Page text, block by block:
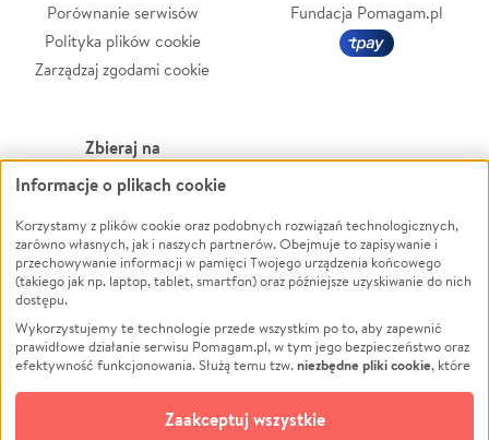
Porównanie serwisów
Polityka plików cookie
Zarządzaj zgodami cookie
Fundacja Pomagam.pl
Zbieraj na
Leczenie
Zwierzęta
Pożar
Ukraina
Pomoc Finansowa
Projekty
Pogrzeb
Społeczność lokalna
Powódź
Wichura
NGO
Edukacja
Podróż
Impreza
Ochrona środowiska
Informacje o plikach cookie
Korzystamy z plików cookie oraz podobnych rozwiązań technologicznych,
zarówno własnych, jak i naszych partnerów. Obejmuje to zapisywanie i
przechowywanie informacji w pamięci Twojego urządzenia końcowego
(takiego jak np. laptop, tablet, smartfon) oraz późniejsze uzyskiwanie do nich
dostępu.
Wykorzystujemy te technologie przede wszystkim po to, aby zapewnić
prawidłowe działanie serwisu Pomagam.pl, w tym jego bezpieczeństwo oraz
efektywność funkcjonowania. Służą temu tzw.niezbędne pliki cookie, które
opcjonalnych plików cookie
technologii do celów analitycznych i retargetingowych. Możesz wyrazić
Zaakceptuj wszystkie